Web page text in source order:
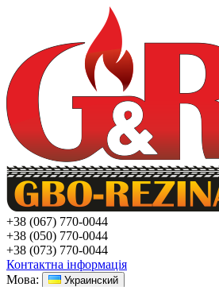
+38 (067) 770-0044
+38 (050) 770-0044
+38 (073) 770-0044
Контактна інформація
Мова:
Украинский